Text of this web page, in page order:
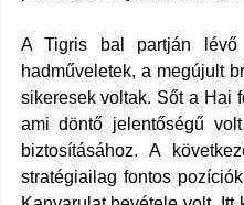
A Tigris bal partján
hadműveletek, a megújult
sikeresek voltak. Sőt a Hai
ami döntő jelentőségű
biztosításához. A
stratégiailag fontos